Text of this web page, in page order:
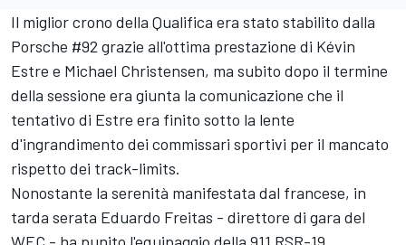
Il miglior crono della Qualifica era stato stabilito dalla
Porsche #92 grazie all'ottima prestazione di Kévin
Estre e Michael Christensen, ma subito dopo il termine
della sessione era giunta la comunicazione che il
tentativo di Estre era finito sotto la lente
d'ingrandimento dei commissari sportivi per il mancato
rispetto dei track-limits.
Nonostante la serenità manifestata dal francese, in
tarda serata Eduardo Freitas - direttore di gara del